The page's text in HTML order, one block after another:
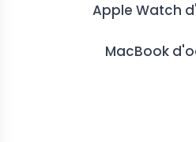
Apple Watch
MacBook